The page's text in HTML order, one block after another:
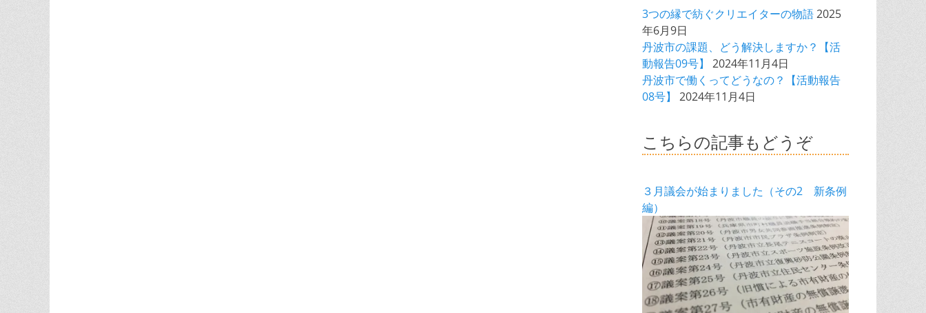
3つの縁で紡ぐクリエイターの物語2025
年6月9日
丹波市の課題、どう解決しますか？【活
動報告09号】
2024年11月4日
丹波市で働くってどうなの？【活動報告
08号】
2024年11月4日
こちらの記事もどうぞ
３月議会が始まりました（その2 新条例
編）